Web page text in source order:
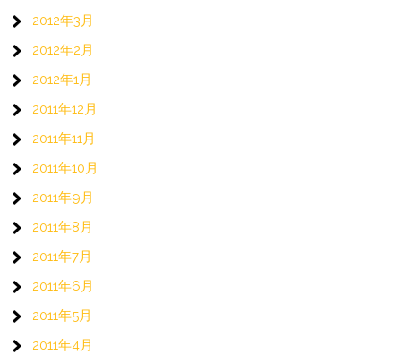
2012年3月
2012年2月
2012年1月
2011年12月
2011年11月
2011年10月
2011年9月
2011年8月
2011年7月
2011年6月
2011年5月
2011年4月